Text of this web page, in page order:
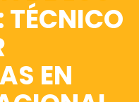
TÉCNICO
EN